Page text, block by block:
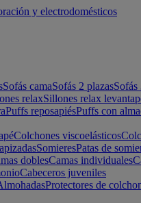
Sofás camaSofás 2 plazasSofás
relaxSillones relax
Puffs reposapiésPuffs con
Colchones viscoelásticos
SomieresPatas de
doblesCamas individuales
Cabeceros juveniles
Protectores de